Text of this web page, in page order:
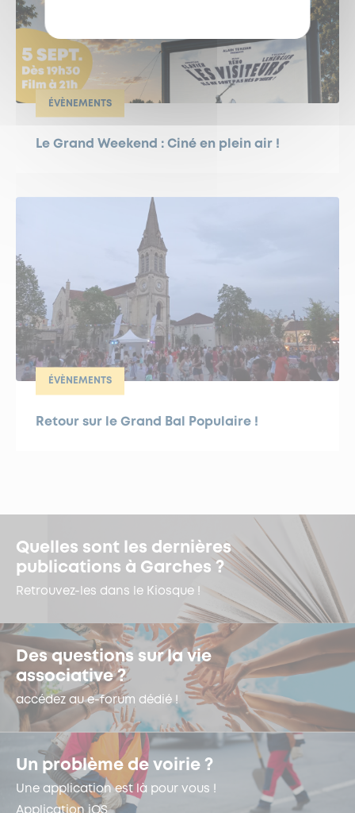
ÉVÈNEMENTS
Le Grand Weekend : Ciné en plein air !
ÉVÈNEMENTS
Retour sur le Grand Bal Populaire !
Quelles sont les dernières
publications à Garches ?
Retrouvez-les dans le Kiosque !
Des questions sur la vie
associative ?
accédez au e-forum dédié !
Un problème de voirie ?
Une application est là pour vous !
Application iOS